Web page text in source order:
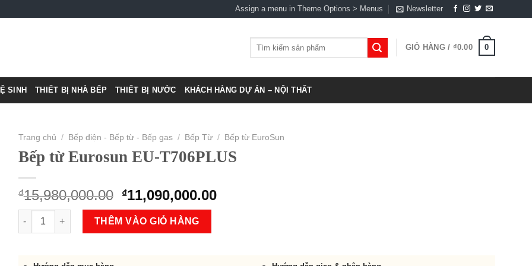
Assign a menu in Theme Options > Menus Newsletter
GIỎ HÀNG / ₫0.00 0
SINH THIẾT BỊ NHÀ BẾP THIẾT BỊ NƯỚC KHÁCH HÀNG DỰ ÁN – NỘI THẤT
Trang chủ / Bếp điện - Bếp từ - Bếp gas / Bếp Từ / Bếp từ EuroSun
Bếp từ Eurosun EU-T706PLUS
₫15,980,000.00 Original
price
was:
₫15,980,000.00.
₫11,090,000.00Current
Bếp từ Eurosun EU-T706PLUS số lượng
THÊM VÀO GIỎ HÀNG